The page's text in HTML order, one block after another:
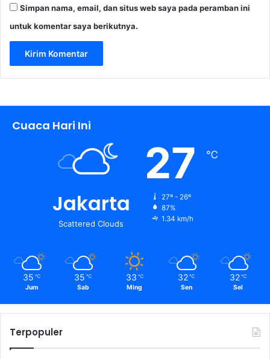
Simpan nama, email, dan situs web saya pada peramban ini
untuk komentar saya berikutnya.
Cuaca Hari Ini
Jakarta
Scattered Clouds
27 ℃
27º - 26º
87%
1.34 km/h
35 ℃
Jum
35 ℃
Sab
33 ℃
Ming
32 ℃
Sen
32 ℃
Sel
Terpopuler